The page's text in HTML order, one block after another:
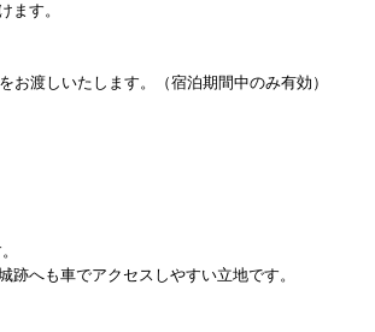
ます。
渡しいたします。（宿泊期間中のみ有効）
へも車でアクセスしやすい立地です。